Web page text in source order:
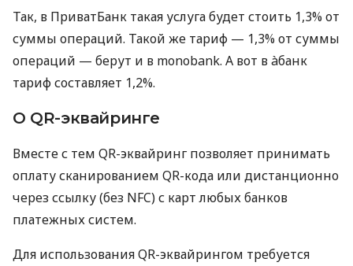
Так, в ПриватБанк такая услуга будет стоить 1,3% от
суммы операций. Такой же тариф — 1,3% от суммы
операций — берут и в monobank. А вот в àбанк
тариф составляет 1,2%.
О QR-эквайринге
Вместе с тем QR-эквайринг позволяет принимать
оплату сканированием QR-кода или дистанционно
через ссылку (без NFC) с карт любых банков
платежных систем.
Для использования QR-эквайрингом требуется